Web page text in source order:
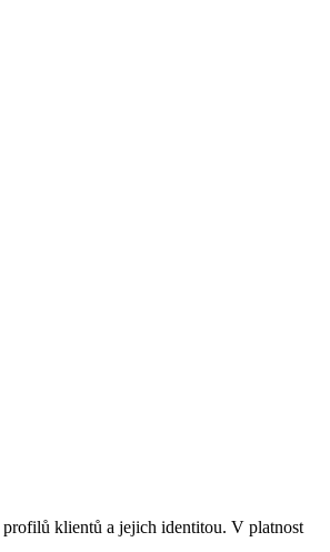
klientů a jejich identitou. V platnost